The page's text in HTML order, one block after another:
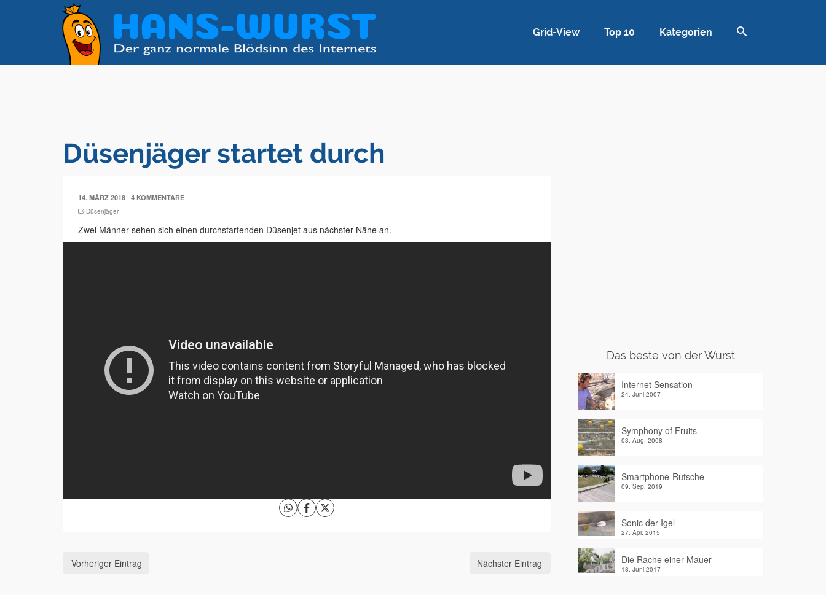
Grid-View Top 10 Kategorien
Düsenjäger startet durch
14. MÄRZ 2018 | 4 KOMMENTARE
Düsenjäger
Zwei Männer sehen sich einen durchstartenden Düsenjet aus nächster Nähe an.
Vorheriger Eintrag Nächster Eintrag
Das beste von der Wurst
Internet Sensation
24. Juni 2007
Symphony of Fruits
03. Aug. 2008
Smartphone-Rutsche
09. Sep. 2019
Sonic der Igel
27. Apr. 2015
Die Rache einer Mauer
18. Juni 2017